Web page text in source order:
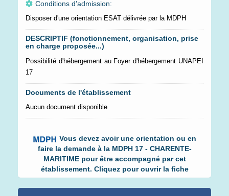
Conditions d'admission:
Disposer d'une orientation ESAT délivrée par la MDPH
DESCRIPTIF (fonctionnement, organisation, prise
en charge proposée...)
Possibilité d'hébergement au Foyer d'hébergement UNAPEI
17
Documents de l'établissement
Aucun document disponible
Vous devez avoir une orientation ou en
faire la demande à la MDPH 17 - CHARENTE-
MARITIME pour être accompagné par cet
établissement. Cliquez pour ouvrir la fiche